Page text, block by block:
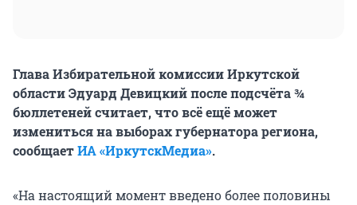
Глава Избирательной комиссии Иркутской
области Эдуард Девицкий после подсчёта ¾
бюллетеней считает, что всё ещё может
измениться на выборах губернатора региона,
сообщаетИА «ИркутскМедиа».
«На настоящий момент введено более половины